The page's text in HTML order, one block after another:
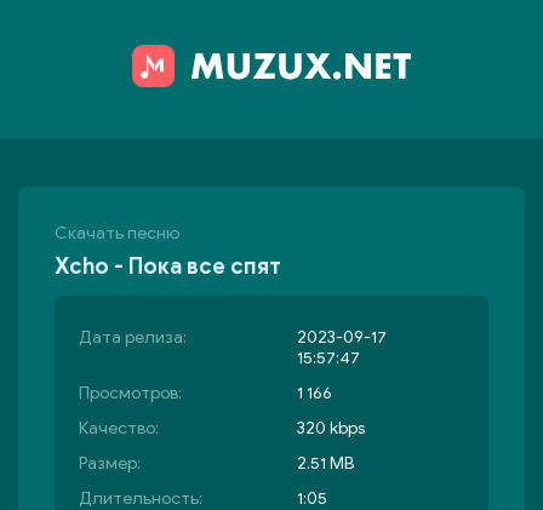
Скачать песню
Xcho - Пока все спят
Дата релиза:
2023-09-17
15:57:47
Просмотров:
1 166
Качество:
320 kbps
Размер:
2.51 MB
Длительность:
1:05